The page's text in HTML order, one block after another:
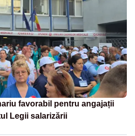
favorabil pentru angajații
Legii salarizării